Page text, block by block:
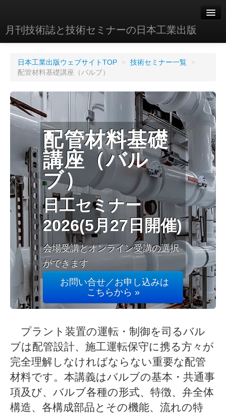
月刊技術誌と技術セミナーの日本工業出版
講座内容
詳細・問い合わせ先
申込方法
日本工業出版ウェブサイトTOP > 技術セミナー一覧
>
配管材料基礎講座（バルブ）
配管材料基礎
講座（バル
ブ）
日工セミナー
2026(5月27日開催)
会場受講とオンライン受講の選択
ができます
お問い合せ／お申し込みは
こちらから »
プラント装置の運転・制御を司るバル
ブは配管設計、施工運転保守に携る方々が
完全理解しなければならない重要な配管
材料です。本講義はバルブの基本・共通事
項及び、バルブ各種の形式、特徴、弁全体
構造、各構成部品とその機能、流れの特